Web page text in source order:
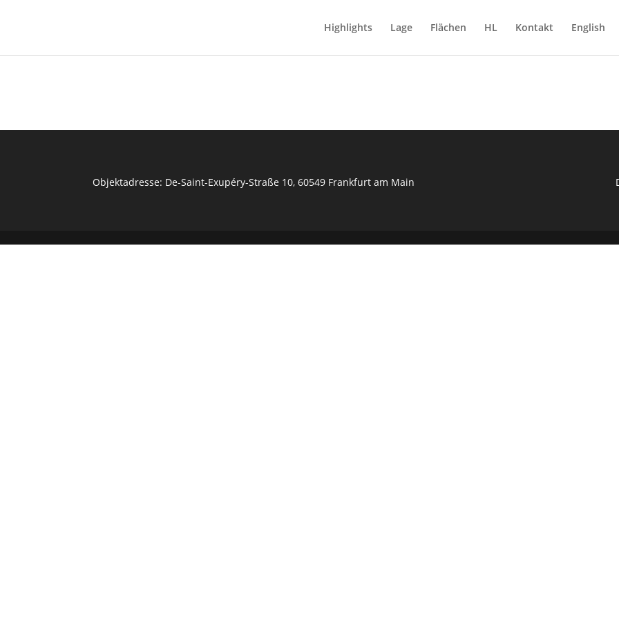
Highlights Lage Flächen HL Kontakt English
Objektadresse: De-Saint-Exupéry-Straße 10, 60549 Frankfurt am Main